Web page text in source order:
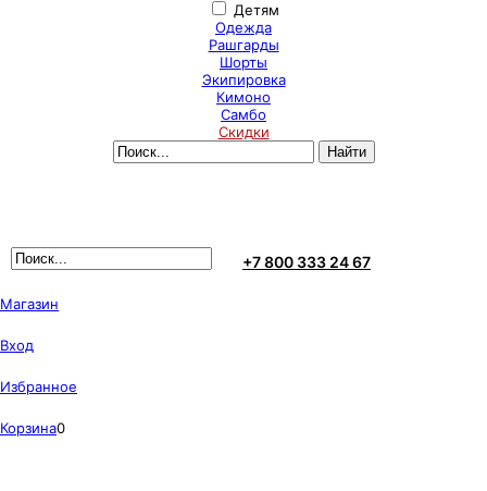
Детям
Одежда
Рашгарды
Шорты
Экипировка
Кимоно
Самбо
Скидки
+7 800 333 24 67
Магазин
Вход
Избранное
Корзина0